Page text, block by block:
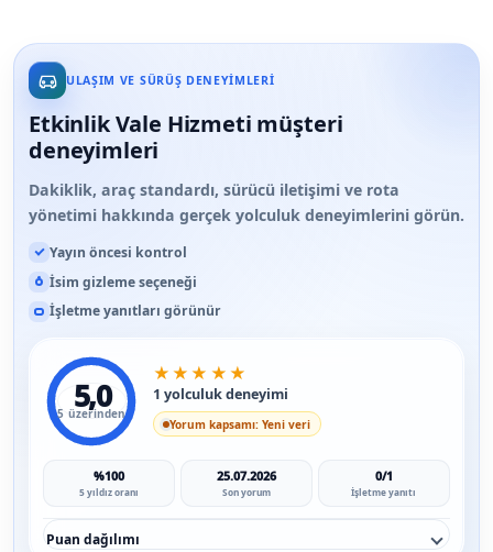
ULAŞIM VE SÜRÜŞ DENEYIMLERI
Etkinlik Vale Hizmeti müşteri
deneyimleri
Dakiklik, araç standardı, sürücü iletişimi ve rota
yönetimi hakkında gerçek yolculuk deneyimlerini görün.
Yayın öncesi kontrol
İsim gizleme seçeneği
İşletme yanıtları görünür
5,0
5 üzerinden
★ ★ ★ ★ ★
1 yolculuk deneyimi
Yorum kapsamı: Yeni veri
%100
5 yıldız oranı
25.07.2026
Son yorum
0/1
İşletme yanıtı
Puan dağılımı